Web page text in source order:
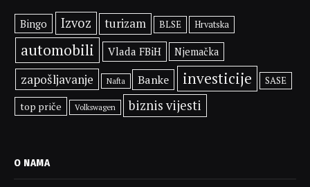
Bingo Izvoz turizam BLSE Hrvatska
automobili Vlada FBiH Njemačka
zapošljavanje Nafta Banke investicije SASE
top priče Volkswagen biznis vijesti
O NAMA